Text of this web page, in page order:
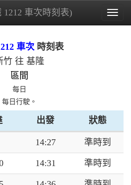
車次時刻表)
車次時刻表
竹 往 基隆
區間
每日
每日行駛。
出發 狀態
14:27 準時到
14:31 準時到